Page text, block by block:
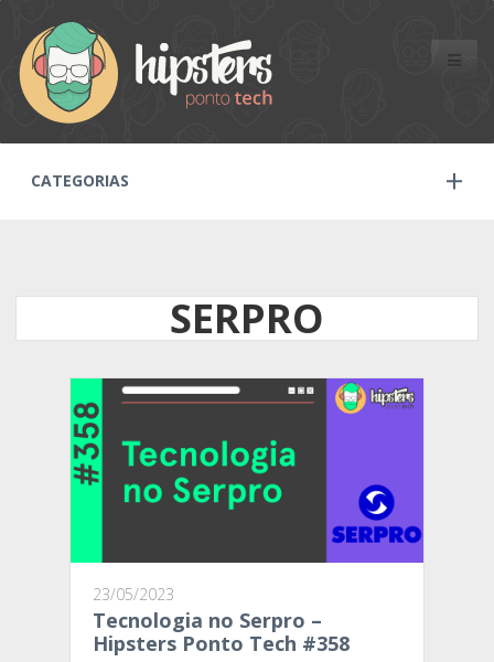
Toggle
CATEGORIAS
SERPRO
23/05/2023
Tecnologia no Serpro –
Hipsters Ponto Tech #358